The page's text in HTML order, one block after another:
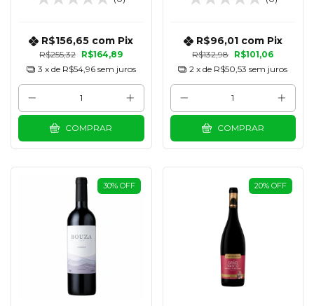
R$255,32 R$164,89
R$156,65 com Pix
3 x de R$54,96 sem juros
COMPRAR
R$132,98 R$101,06
R$96,01 com Pix
2 x de R$50,53 sem juros
COMPRAR
30% OFF 20% OFF